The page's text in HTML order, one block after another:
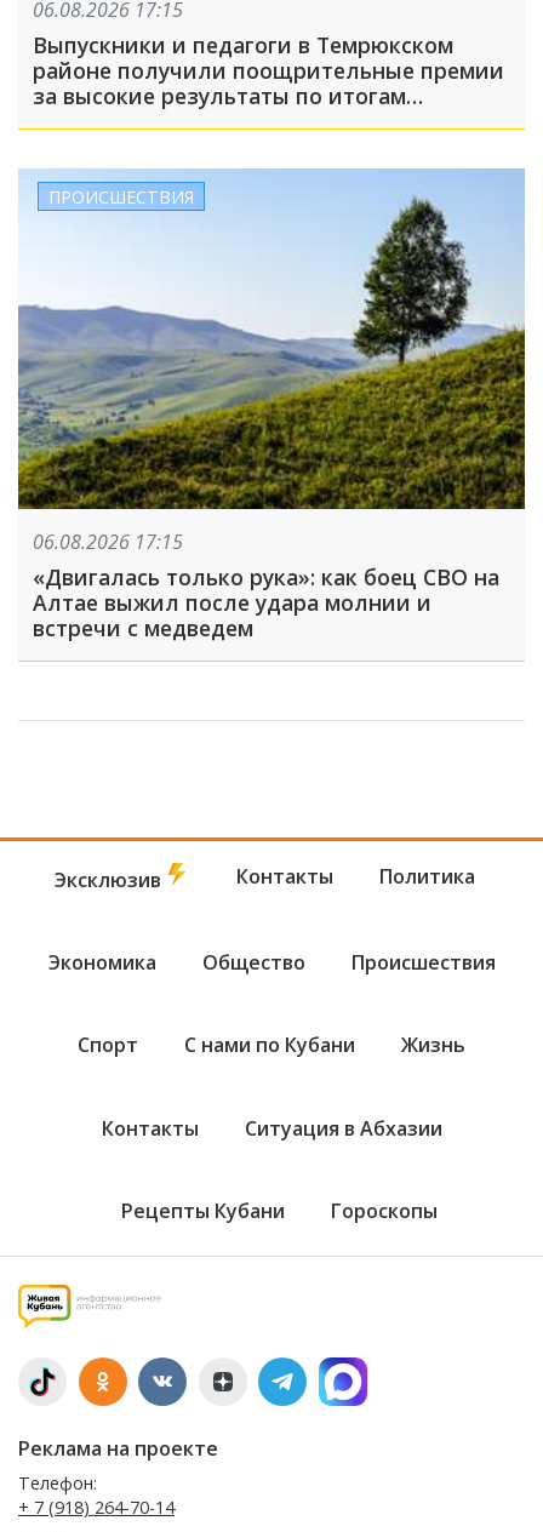
06.08.2026 17:15
Выпускники и педагоги в Темрюкском
районе получили поощрительные премии
за высокие результаты по итогам
ПРОИСШЕСТВИЯ
06.08.2026 17:15
«Двигалась только рука»: как боец СВО на
Алтае выжил после удара молнии и
встречи с медведем
Эксклюзив Контакты Политика
Экономика Общество Происшествия
Спорт С нами по Кубани Жизнь
Контакты Ситуация в Абхазии
Рецепты Кубани Гороскопы
Реклама на проекте
Телефон:
+ 7 (918) 264-70-14